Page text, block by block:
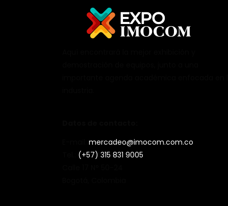
mercadeo@imocom.com.co
(+57) 315 831 9005